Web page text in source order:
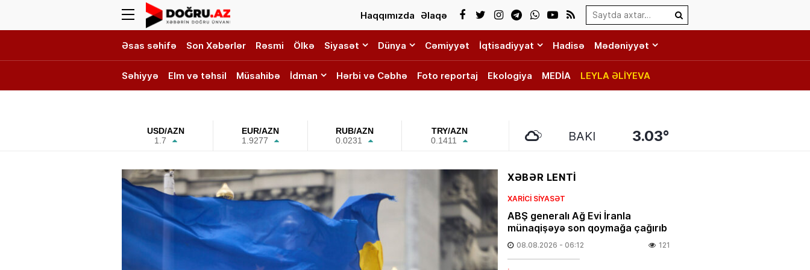
Search…
Haqqımızda Əlaqə
Əsas səhifə Son Xəbərlər Rəsmi Ölkə Siyasət Dünya Cəmiyyət İqtisadiyyat Hadisə Mədəniyyət
Səhiyyə Elm və təhsil Müsahibə İdman Hərbi və Cəbhə Foto reportaj Ekologiya MEDİA LEYLA ƏLİYEVA
USD/AZN
1.7
EUR/AZN
1.9277
RUB/AZN
0.0231
TRY/AZN
0.1411
BAKI 3.03°
XƏBƏR LENTİ
XARICI SIYASƏT
ABŞ generalı Ağ Evi İranla
münaqişəyə son qoymağa çağırıb
08.08.2026 - 06:12 121